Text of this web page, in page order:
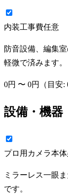
内装工事費任意
防音設備、編集
軽微で済みます。
0円 〜 0円 （目安:
設備・機器
プロ用カメラ本体
ミラーレス一眼
です。